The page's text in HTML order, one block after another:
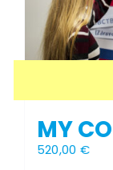
MY
520,00 €